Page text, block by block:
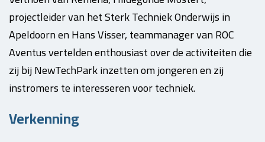
projectleider van het Sterk Techniek Onderwijs in
Apeldoorn en Hans Visser, teammanager van ROC
Aventus vertelden enthousiast over de activiteiten die
zij bij NewTechPark inzetten om jongeren en zij
instromers te interesseren voor techniek.
Verkenning